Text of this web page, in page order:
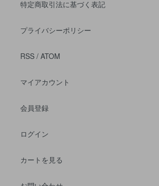
特定商取引法に基づく表記
プライバシーポリシー
RSS / ATOM
マイアカウント
会員登録
ログイン
カートを見る